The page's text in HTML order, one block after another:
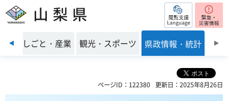
山梨県 閲覧支援
前のスライドを表示
境 しごと・産業 観光・スポーツ 県政情報・統計
ページID：122380 更新日：2025年8月26日